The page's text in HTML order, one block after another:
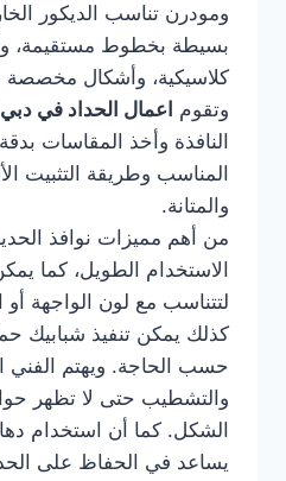
ومودرن تناسب الديكور
بسيطة بخطوط مستقيمة،
كلاسيكية، وأشكال
وتقوم اعمال الحداد في دبي
النافذة وأخذ المقاسات
المناسب وطريقة التثبيت
والمتانة.
من أهم مميزات نوافذ
الاستخدام الطويل، كما
لتتناسب مع لون الواجهة أو
كذلك يمكن تنفيذ شبابيك
حسب الحاجة. ويهتم الفني
والتشطيب حتى لا تظهر
الشكل. كما أن استخدام
يساعد في الحفاظ على